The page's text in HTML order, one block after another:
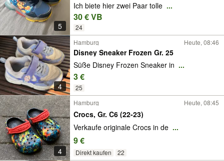
5
Ich biete hier zwei Paar tolle ...
30 € VB
24
4
Hamburg Heute, 08:46
Disney Sneaker Frozen Gr. 25
Süße Disney Frozen Sneaker in ...
3 €
25
4
Hamburg Heute, 08:45
Crocs, Gr. C6 (22-23)
Verkaufe originale Crocs in de ...
9 €
Direkt kaufen 22